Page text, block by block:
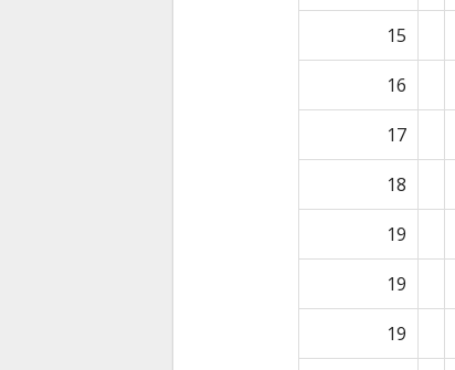
15
16
17
18
19
19
19